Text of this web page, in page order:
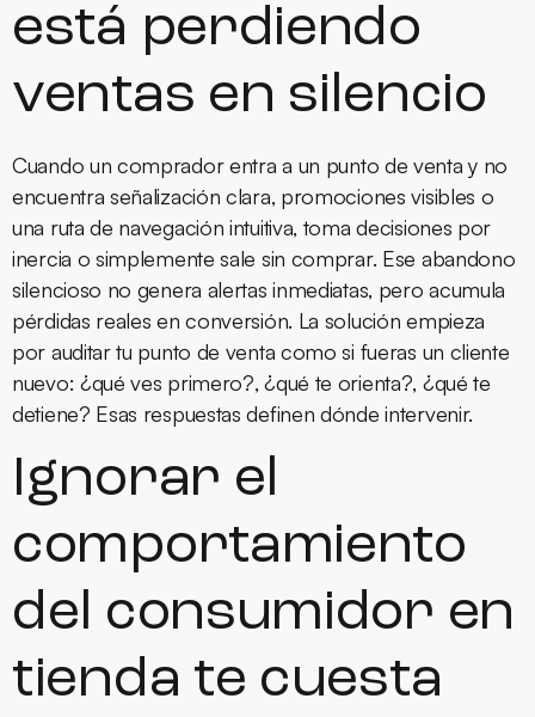
está perdiendo
ventas en silencio
Cuando un comprador entra a un punto de venta y no
encuentra señalización clara, promociones visibles o
una ruta de navegación intuitiva, toma decisiones por
inercia o simplemente sale sin comprar. Ese abandono
silencioso no genera alertas inmediatas, pero acumula
pérdidas reales en conversión. La solución empieza
por auditar tu punto de venta como si fueras un cliente
nuevo: ¿qué ves primero?, ¿qué te orienta?, ¿qué te
detiene? Esas respuestas definen dónde intervenir.
Ignorar el
comportamiento
del consumidor en
tienda te cuesta